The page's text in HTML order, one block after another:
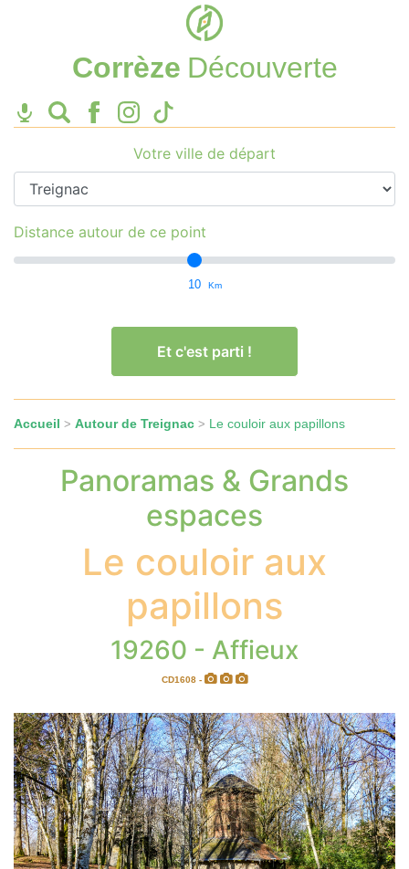
Corrèze Découverte
Votre ville de départ
Distance autour de ce point
10 Km
Et c'est parti !
Accueil > Autour de Treignac > Le couloir aux papillons
Panoramas & Grands
espaces
Le couloir aux
papillons
19260 - Affieux
CD1608 -